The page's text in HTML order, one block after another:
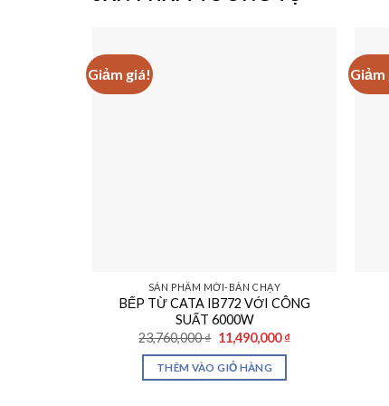
Giảm giá!
SẢN PHẨM MỚI-BÁN CHẠY
BẾP TỪ CATA IB772 VỚI CÔNG
SUẤT 6000W
23,760,000₫ Giá
gốc
là:
23,760,000 ₫.
11,490,000₫Giá
THÊM VÀO GIỎ HÀNG